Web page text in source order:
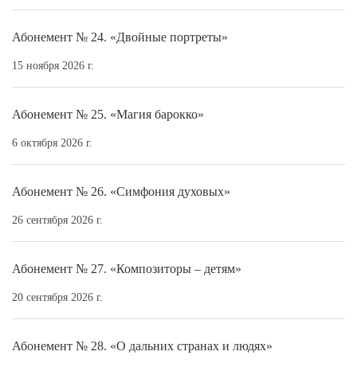
Абонемент № 24. «Двойные портреты»
15 ноября 2026 г.
Абонемент № 25. «Магия барокко»
6 октября 2026 г.
Абонемент № 26. «Симфония духовых»
26 сентября 2026 г.
Абонемент № 27. «Композиторы – детям»
20 сентября 2026 г.
Абонемент № 28. «О дальних странах и людях»